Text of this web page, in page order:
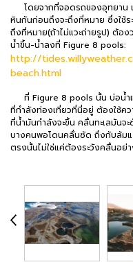
โดยจากที่จอดรถของอุทยาน
หินกันก่อนถึงจะถึงที่หมาย ซึ่งใช้ร
ถึงที่หมาย(ถ้าไม่แวะถ่ายรูป) ต้อง
น้ำขึ้น-น้ำลงที่ Figure 8 pools:
http://
beach.html
ที่ Figure 8 pools นั้น บ่อน้ำ
ที่กำลังท่องเที่ยวที่นี่อยู่ ต้องใช้คว
ที่น้ำมันกำลังจะขึ้น คลื่นทะเลมันจ
บางคนพอโดนคลื่นซัด ถึงกับล้มแ
ตรงนั้นไม่ใช่แค่ต้องระวังคลื่นอย่